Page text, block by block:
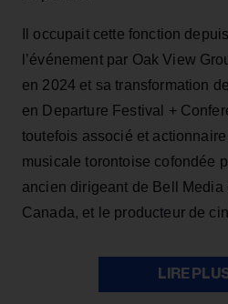
Il occupait cette fonction
l’événement par Oak View
en 2024 et sa transformation
en Departure Festival +
toutefois associé et
musicale torontoise cofondée
ancien dirigeant de Bell Media
Canada, et le producteur de
LIRE